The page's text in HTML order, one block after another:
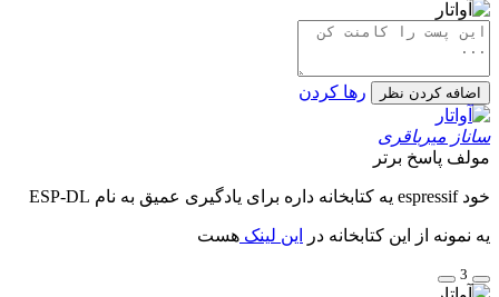
اضافه کردن نظر رها کردن
ساناز میرباقری
مولف پاسخ برتر
خود espressif یه کتابخانه داره برای یادگیری عمیق به نام ESP-DL
یه نمونه از این کتابخانه در این لینک ​ هست
3